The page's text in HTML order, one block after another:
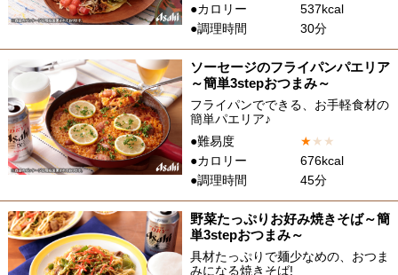
●カロリー
537kcal
●調理時間
30分
ソーセージのフライパンパエリア
～簡単3stepおつまみ～
フライパンでできる、お手軽食材の
簡単パエリア♪
●難易度
★★ ★
●カロリー
676kcal
●調理時間
45分
野菜たっぷりお好み焼きそば～簡
単3stepおつまみ～
具材たっぷりで麺少なめの、おつま
みになる焼きそば!